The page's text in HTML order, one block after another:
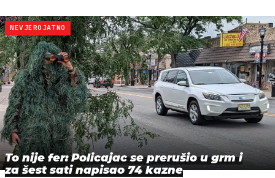
NEVJEROJATNO
To nije fer: Policajac se prerušio u grm i
za šest sati napisao 74 kazne